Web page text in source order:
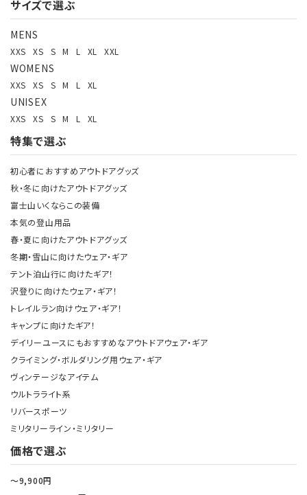
サイズで選ぶ
MENS
XXS XS S M L XL XXL
WOMENS
XXS XS S M L XL
UNISEX
XXS XS S M L XL
特集で選ぶ
初心者におすすめアウトドアグッズ
秋・冬に向けたアウトドアグッズ
富士山いくならこの装備
本気の登山用品
春・夏に向けたアウトドアグッズ
冬期・雪山に向けたウェア・ギア
テント泊山行に向けたギア！
沢登りに向けたウェア・ギア！
トレイルラン向けウェア・ギア！
キャンプに向けたギア！
デイリーユースにもおすすめなアウトドアウェア・ギア
クライミング・ボルダリング用ウェア・ギア
ヴィンテージなアイテム
ウルトラライト系
リバースポーツ
ミリタリーライン・ミリタリー
価格で選ぶ
～9,900円